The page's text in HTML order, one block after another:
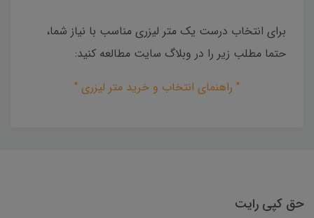
برای انتخاب درست یک متر لیزری مناسب با نیاز شما،
حتما مطلب زیر را در وبلاگ سایت مطالعه کنید:
" راهنمای انتخاب و خرید متر لیزری "
حق کپی رایت